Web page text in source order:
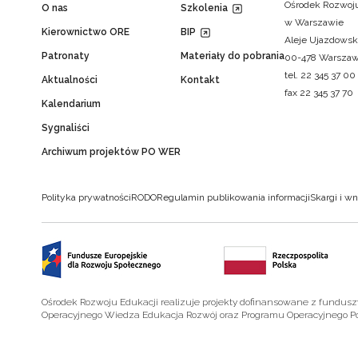
O nas
Kierownictwo ORE
Patronaty
Aktualności
Kalendarium
Sygnaliści
Archiwum projektów PO WER
Szkolenia
BIP
Materiały do pobrania
Kontakt
Ośrodek
w Warszawie
Aleje
00-478
tel. 22 345 37 00
fax 22 345 37 70
Polityka prywatnościRODORegulamin publikowania informacjiSkargi i
Ośrodek Rozwoju Edukacji realizuje projekty dofinansowane z
Operacyjnego Wiedza Edukacja Rozwój oraz Programu Operacyjnego